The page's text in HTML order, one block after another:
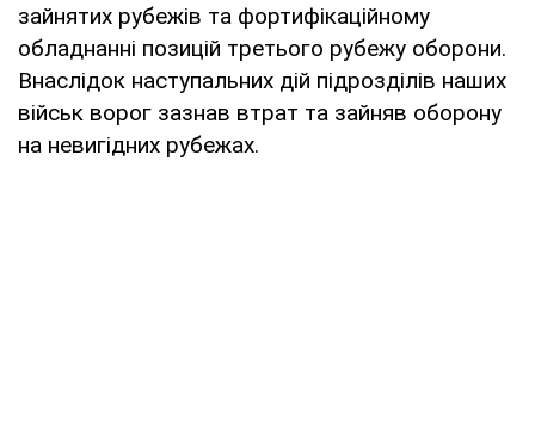
зайнятих рубежів та фортифікаційному
обладнанні позицій третього рубежу оборони.
Внаслідок наступальних дій підрозділів наших
військ ворог зазнав втрат та зайняв оборону
на невигідних рубежах.